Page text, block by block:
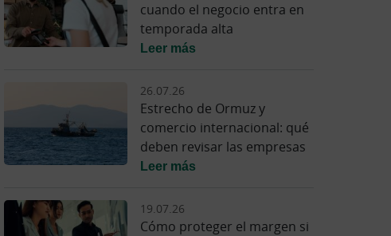
cuando el negocio entra en
temporada alta
Leer más
26.07.26
Estrecho de Ormuz y
comercio internacional: qué
deben revisar las empresas
Leer más
19.07.26
Cómo proteger el margen si